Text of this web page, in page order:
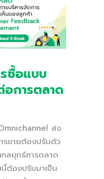
ซื้อแบบ
การตลาด
ส่ง
รขายต้องปรับตัว
ลยุทธ์การตลาด
ต้องปรับมาเป็น